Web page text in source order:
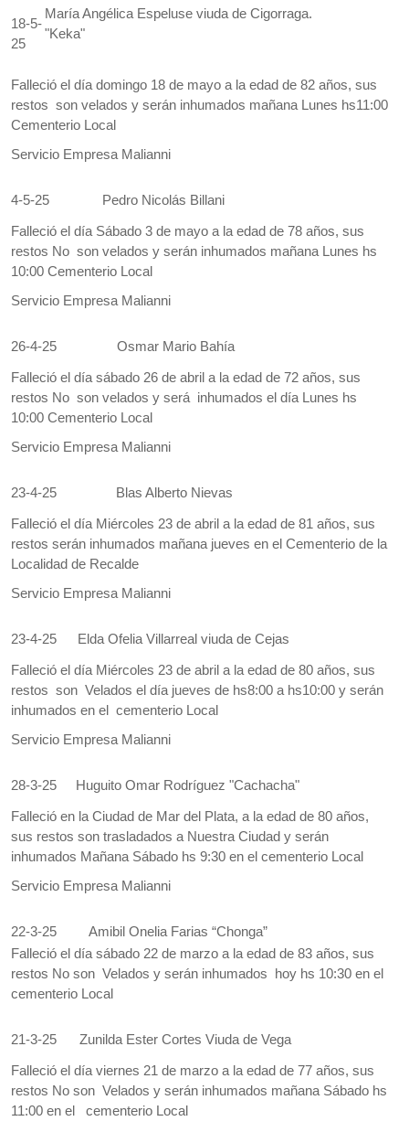
18-5-
25
María Angélica Espeluse viuda de Cigorraga.
"Keka"
Falleció el día domingo 18 de mayo a la edad de 82 años, sus
restos son velados y serán inhumados mañana Lunes hs11:00
Cementerio Local
Servicio Empresa Malianni
4-5-25 Pedro Nicolás Billani
Falleció el día Sábado 3 de mayo a la edad de 78 años, sus
restos No son velados y serán inhumados mañana Lunes hs
10:00 Cementerio Local
Servicio Empresa Malianni
26-4-25 Osmar Mario Bahía
Falleció el día sábado 26 de abril a la edad de 72 años, sus
restos No son velados y será inhumados el día Lunes hs
10:00 Cementerio Local
Servicio Empresa Malianni
23-4-25 Blas Alberto Nievas
Falleció el día Miércoles 23 de abril a la edad de 81 años, sus
restos serán inhumados mañana jueves en el Cementerio de la
Localidad de Recalde
Servicio Empresa Malianni
23-4-25 Elda Ofelia Villarreal viuda de Cejas
Falleció el día Miércoles 23 de abril a la edad de 80 años, sus
restos son Velados el día jueves de hs8:00 a hs10:00 y serán
inhumados en el cementerio Local
Servicio Empresa Malianni
28-3-25 Huguito Omar Rodríguez "Cachacha"
Falleció en la Ciudad de Mar del Plata, a la edad de 80 años,
sus restos son trasladados a Nuestra Ciudad y serán
inhumados Mañana Sábado hs 9:30 en el cementerio Local
Servicio Empresa Malianni
22-3-25
Amibil Onelia Farias “Chonga”
Falleció el día sábado 22 de marzo a la edad de 83 años, sus
restos No son Velados y serán inhumados hoy hs 10:30 en el
cementerio Local
21-3-25 Zunilda Ester Cortes Viuda de Vega
Falleció el día viernes 21 de marzo a la edad de 77 años, sus
restos No son Velados y serán inhumados mañana Sábado hs
11:00 en el cementerio Local